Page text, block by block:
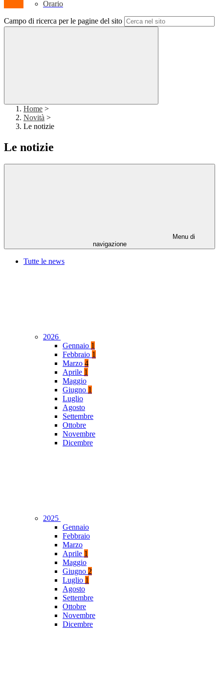
Orario
Campo di ricerca per le pagine del sito
Home >
Novità >
Le notizie
Le notizie
Menu di
navigazione
Tutte le news
2026
Gennaio 1
Febbraio 1
Marzo 4
Aprile 1
Maggio
Giugno 1
Luglio
Agosto
Settembre
Ottobre
Novembre
Dicembre
2025
Gennaio
Febbraio
Marzo
Aprile 1
Maggio
Giugno 2
Luglio 1
Agosto
Settembre
Ottobre
Novembre
Dicembre